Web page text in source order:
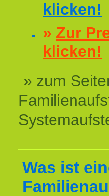
klicken!
» Zur
klicken!
» zum
Was ist